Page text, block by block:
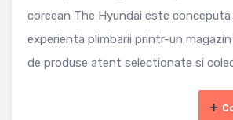
coreean The Hyundai este
experienta plimbarii printr-un
de produse atent selectionate si